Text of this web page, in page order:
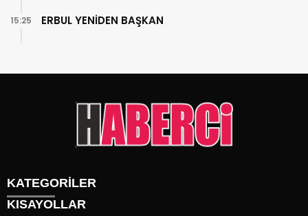
ERBUL YENİDEN BAŞKAN
15:25
KATEGORİLER
KISAYOLLAR